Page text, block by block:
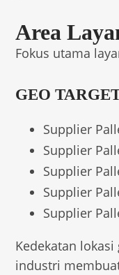
Area
Fokus utama
GEO
Supplier
Supplier
Supplier
Supplier
Supplier
Kedekatan
industri